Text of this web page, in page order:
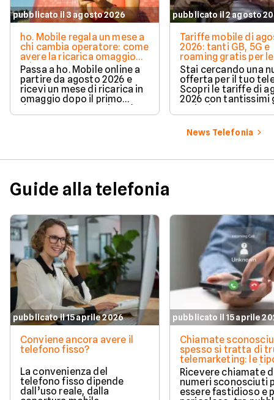
pubblicato il 3 agosto 2026
ho. Mobile regala un mese a
chi cambia operatore: come
avere la ricarica omaggio
ad agosto 2026
Passa a ho. Mobile online a
partire da agosto 2026 e
ricevi un mese di ricarica in
omaggio dopo il primo
rinnovo. La promozione è
valida per chi richiede la
modo automatico.
pubblicato il 2 agosto
Tariffe mobile di
2026: tanti GB, 5G e
roaming gratis per le
vacanze
Stai cercando una
offerta per il tuo
Scopri le tariffe di
2026 con tantissimi
5G incluso.
News Telefonia
Guide alla telefonia
pubblicato il 15 aprile 2026
Conviene ancora avere il
telefono fisso?
La convenienza del
telefono fisso dipende
dall’uso reale, dalla
pubblicato il 15 aprile
Chiamate
spesso si tratta di
telemarketing: le
come proteggersi
Ricevere chiamate
numeri sconosciuti
essere fastidioso e